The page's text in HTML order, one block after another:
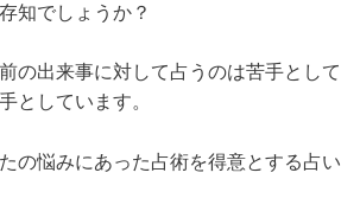
知でしょうか？
の出来事に対して占うのは苦手として
としています。
の悩みにあった占術を得意とする占い